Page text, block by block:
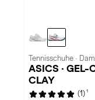
Tennisschuhe ·
ASICS · GEL-
CLAY
(1) 1